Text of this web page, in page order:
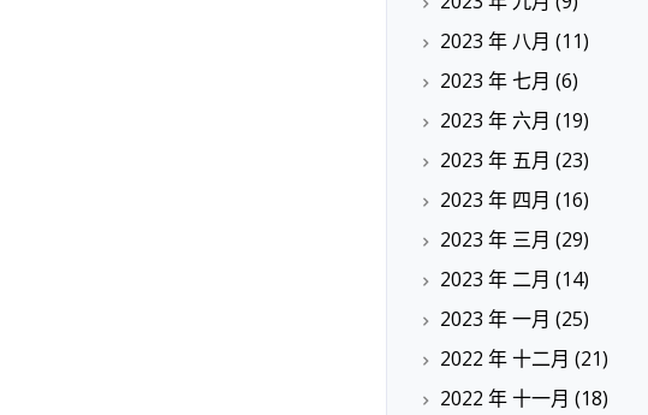
2023 年 八月 (11)
2023 年 七月 (6)
2023 年 六月 (19)
2023 年 五月 (23)
2023 年 四月 (16)
2023 年 三月 (29)
2023 年 二月 (14)
2023 年 一月 (25)
2022 年 十二月 (21)
2022 年 十一月 (18)